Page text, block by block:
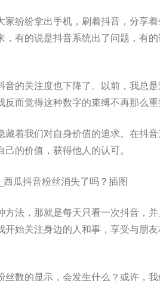
纷纷拿出手机，刷着抖音，分享
，有的说是抖音系统出了问题，有
的关注度也下降了。以前，我总
而觉得这种数字的束缚不再那么重
着我们对自身价值的追求。在抖
的价值，获得他人的认可。
法，那就是每天只看一次抖音，并
始关注身边的人和事，享受与朋
数的显示，会发生什么？或许，